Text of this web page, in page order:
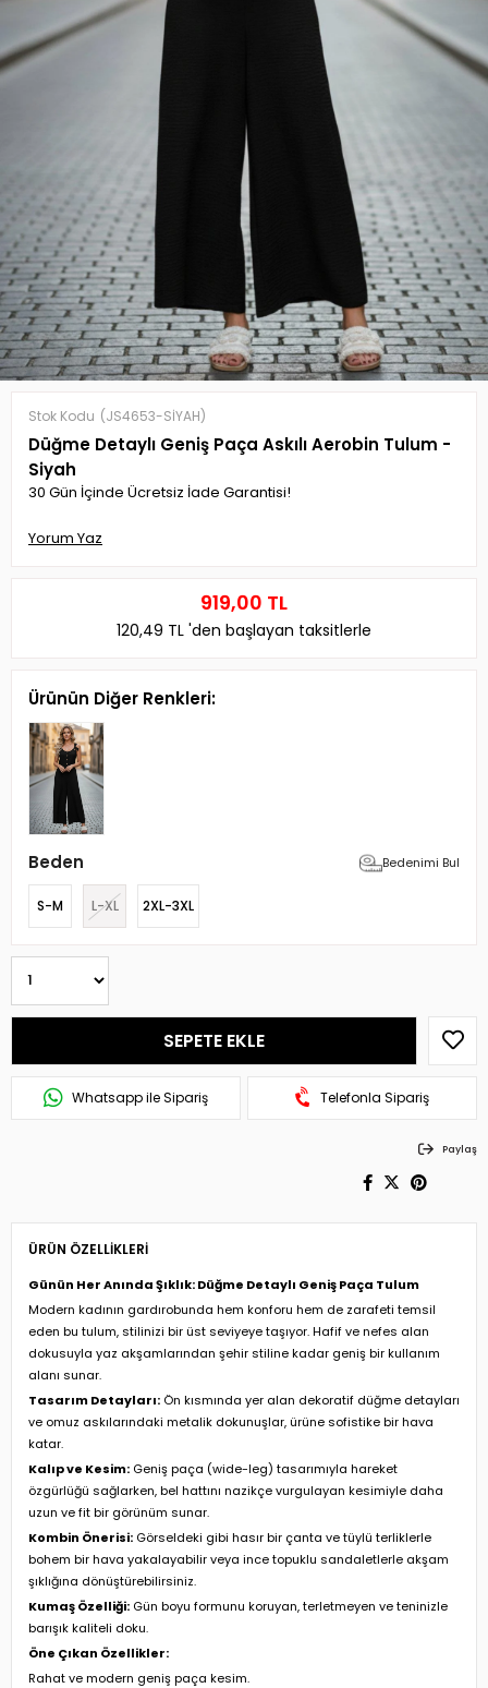
Stok Kodu (JS4653-SİYAH)
Düğme Detaylı Geniş Paça Askılı Aerobin Tulum -
Siyah
30 Gün İçinde Ücretsiz İade Garantisi!
Yorum Yaz
919,00 TL
120,49 TL 'den başlayan taksitlerle
Ürünün Diğer Renkleri:
Beden Bedenimi Bul
S-M L-XL 2XL-3XL
Whatsapp ile Sipariş Telefonla Sipariş
Paylaş
ÜRÜN ÖZELLIKLERI
Günün Her Anında Şıklık: Düğme Detaylı Geniş Paça Tulum
Modern kadının gardırobunda hem konforu hem de zarafeti temsil
eden bu tulum, stilinizi bir üst seviyeye taşıyor. Hafif ve nefes alan
dokusuyla yaz akşamlarından şehir stiline kadar geniş bir kullanım
alanı sunar.
Tasarım Detayları: Ön kısmında yer alan dekoratif düğme detayları
ve omuz askılarındaki metalik dokunuşlar, ürüne sofistike bir hava
katar.
Kalıp ve Kesim: Geniş paça (wide-leg) tasarımıyla hareket
özgürlüğü sağlarken, bel hattını nazikçe vurgulayan kesimiyle daha
uzun ve fit bir görünüm sunar.
Kombin Önerisi: Görseldeki gibi hasır bir çanta ve tüylü terliklerle
bohem bir hava yakalayabilir veya ince topuklu sandaletlerle akşam
şıklığına dönüştürebilirsiniz.
Kumaş Özelliği: Gün boyu formunu koruyan, terletmeyen ve teninizle
barışık kaliteli doku.
Öne Çıkan Özellikler:
Rahat ve modern geniş paça kesim.